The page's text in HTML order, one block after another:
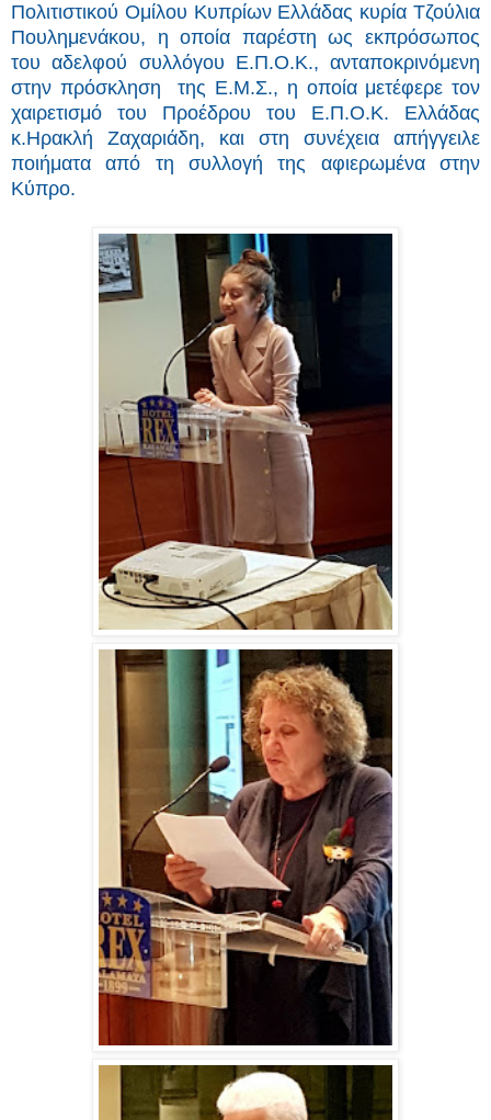
Πολιτιστικού Ομίλου Κυπρίων Ελλάδας κυρία Τζούλια
Πουλημενάκου, η οποία παρέστη ως εκπρόσωπος
του αδελφού συλλόγου Ε.Π.Ο.Κ., ανταποκρινόμενη
στην πρόσκληση της Ε.Μ.Σ., η οποία μετέφερε τον
χαιρετισμό του Προέδρου του Ε.Π.Ο.Κ. Ελλάδας
κ.Ηρακλή Ζαχαριάδη, και στη συνέχεια απήγγειλε
ποιήματα από τη συλλογή της αφιερωμένα στην
Κύπρο.